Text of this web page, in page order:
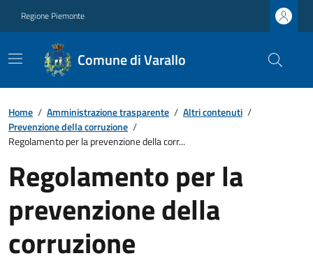
Regione Piemonte
Comune di Varallo
Home / Amministrazione trasparente / Altri contenuti /
Prevenzione della corruzione /
Regolamento per la prevenzione della corr...
Regolamento per la
prevenzione della
corruzione